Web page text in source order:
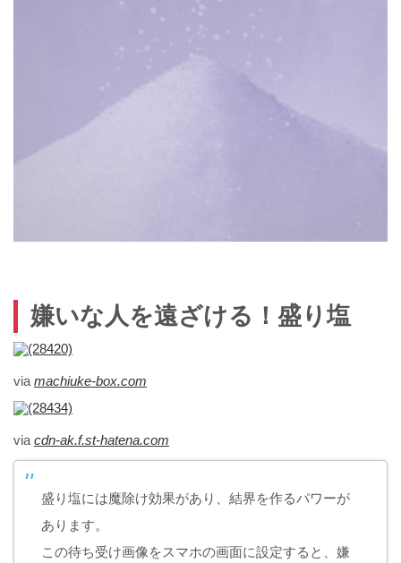
嫌いな人を遠ざける！盛り塩
via machiuke-box.com
via cdn-ak.f.st-hatena.com
盛り塩には魔除け効果があり、結界を作るパワーが
あります。
この待ち受け画像をスマホの画面に設定すると、嫌